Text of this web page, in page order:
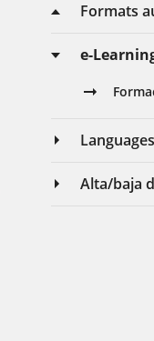
Formats
e-
Languages
Alta/baja